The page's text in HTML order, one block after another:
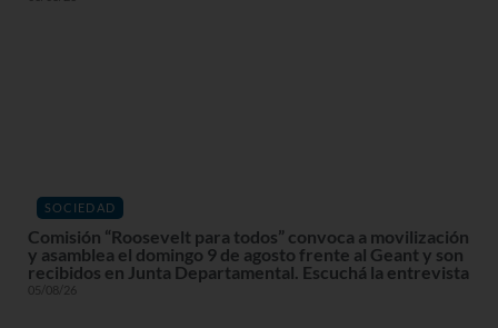
SOCIEDAD
Comisión “Roosevelt para todos” convoca a movilización
y asamblea el domingo 9 de agosto frente al Geant y son
recibidos en Junta Departamental. Escuchá la entrevista
05/08/26